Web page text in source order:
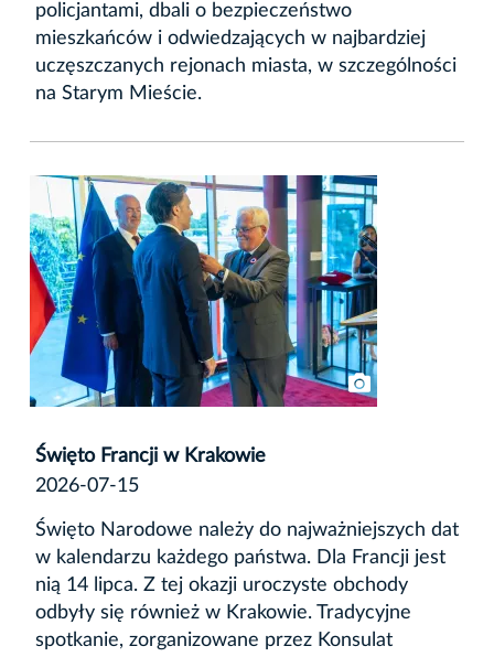
policjantami, dbali o bezpieczeństwo
mieszkańców i odwiedzających w najbardziej
uczęszczanych rejonach miasta, w szczególności
na Starym Mieście.
Święto Francji w Krakowie
2026-07-15
Święto Narodowe należy do najważniejszych dat
w kalendarzu każdego państwa. Dla Francji jest
nią 14 lipca. Z tej okazji uroczyste obchody
odbyły się również w Krakowie. Tradycyjne
spotkanie, zorganizowane przez Konsulat